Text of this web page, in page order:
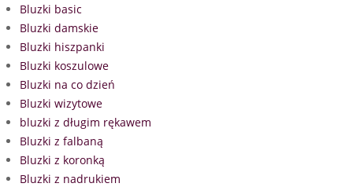
Bluzki basic
Bluzki damskie
Bluzki hiszpanki
Bluzki koszulowe
Bluzki na co dzień
Bluzki wizytowe
bluzki z długim rękawem
Bluzki z falbaną
Bluzki z koronką
Bluzki z nadrukiem